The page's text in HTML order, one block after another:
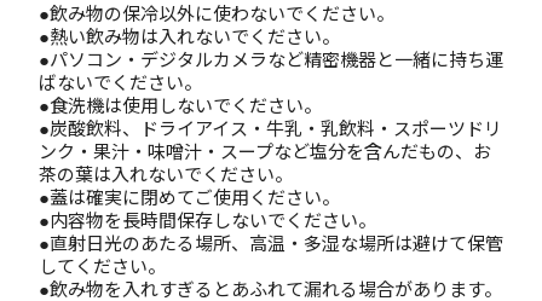
●飲み物の保冷以外に使わないでください。
●熱い飲み物は入れないでください。
●パソコン・デジタルカメラなど精密機器と一緒に持ち運
ばないでください。
●食洗機は使用しないでください。
●炭酸飲料、ドライアイス・牛乳・乳飲料・スポーツドリ
ンク・果汁・味噌汁・スープなど塩分を含んだもの、お
茶の葉は入れないでください。
●蓋は確実に閉めてご使用ください。
●内容物を長時間保存しないでください。
●直射日光のあたる場所、高温・多湿な場所は避けて保管
してください。
●飲み物を入れすぎるとあふれて漏れる場合があります。